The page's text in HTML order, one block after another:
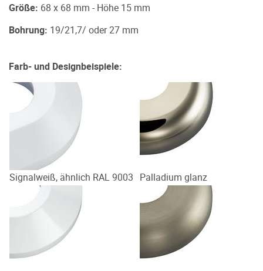
Größe: 68 x 68 mm - Höhe 15 mm
Bohrung: 19/21,7/ oder 27 mm
Farb- und Designbeispiele:
Signalweiß, ähnlich RAL 9003 Palladium glanz